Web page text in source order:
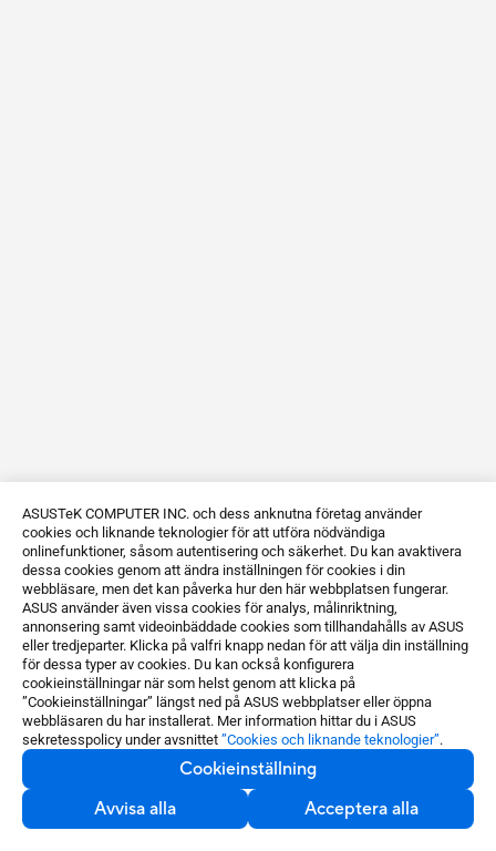
ASUSTeK COMPUTER INC. och dess anknutna företag använder
cookies och liknande teknologier för att utföra nödvändiga
onlinefunktioner, såsom autentisering och säkerhet. Du kan avaktivera
dessa cookies genom att ändra inställningen för cookies i din
webbläsare, men det kan påverka hur den här webbplatsen fungerar.
ASUS använder även vissa cookies för analys, målinriktning,
annonsering samt videoinbäddade cookies som tillhandahålls av ASUS
eller tredjeparter. Klicka på valfri knapp nedan för att välja din inställning
för dessa typer av cookies. Du kan också konfigurera
cookieinställningar när som helst genom att klicka på
”Cookieinställningar” längst ned på ASUS webbplatser eller öppna
webbläsaren du har installerat. Mer information hittar du i ASUS
sekretesspolicy under avsnittet ”Cookies och liknande teknologier”.
Cookieinställning
Avvisa alla
Acceptera alla